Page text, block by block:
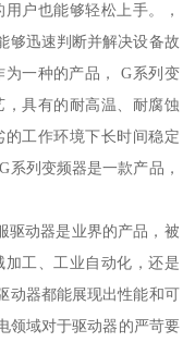
户也能够轻松上手。，
够迅速判断并解决设备故
一种的产品， G系列变
具有的耐高温、耐腐蚀
工作环境下长时间稳定
系列变频器是一款产品，
动器是业界的产品，被
工、工业自动化，还是
动器都能展现出性能和可
领域对于驱动器的严苛要